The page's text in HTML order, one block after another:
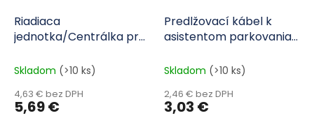
Riadiaca
jednotka/Centrálka pre
senzorová
Skladom (>10 ks)
4,63 € bez DPH
5,69 €
Predlžovací kábel k
asistentom parkovania
Skladom (>10 ks)
2,46 € bez DPH
3,03 €